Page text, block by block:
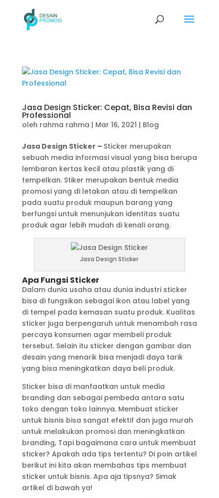
Jasa Design Sticker: Cepat, Bisa Revisi dan
Professional
oleh rahma rahma | Mar 16, 2021 | Blog
Jasa Design Sticker – Sticker merupakan
sebuah media informasi visual yang bisa berupa
lembaran kertas kecil atau plastik yang di
tempelkan. Stiker merupakan bentuk media
promosi yang di letakan atau di tempelkan
pada suatu produk maupun barang yang
berfungsi untuk menunjukan identitas suatu
produk agar lebih mudah di kenali orang.
Jasa Design Sticker
Apa Fungsi Sticker
Dalam dunia usaha atau dunia industri sticker
bisa di fungsikan sebagai ikon atau label yang
di tempel pada kemasan suatu produk. Kualitas
sticker juga berpengaruh untuk menambah rasa
percaya konsumen agar membeli produk
tersebut. Selain itu sticker dengan gambar dan
desain yang menarik bisa menjadi daya tarik
yang bisa meningkatkan daya beli produk.
Sticker bisa di manfaatkan untuk media
branding dan sebagai pembeda antara satu
toko dengan toko lainnya. Membuat sticker
untuk bisnis bisa sangat efektif dan juga murah
untuk melakukan promosi dan meningkatkan
branding, Tapi bagaimana cara untuk membuat
sticker? Apakah ada tips tertentu? Di poin artikel
berikut ini kita akan membahas tips membuat
sticker untuk bisnis. Apa aja tipsnya? Simak
artikel di bawah ya!